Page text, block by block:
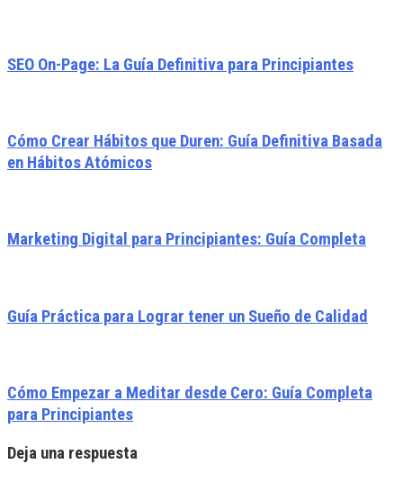
SEO On-Page: La Guía Definitiva para Principiantes
Cómo Crear Hábitos que Duren: Guía Definitiva Basada
en Hábitos Atómicos
Marketing Digital para Principiantes: Guía Completa
Guía Práctica para Lograr tener un Sueño de Calidad
Cómo Empezar a Meditar desde Cero: Guía Completa
para Principiantes
Deja una respuesta